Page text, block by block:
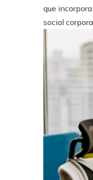
que
social